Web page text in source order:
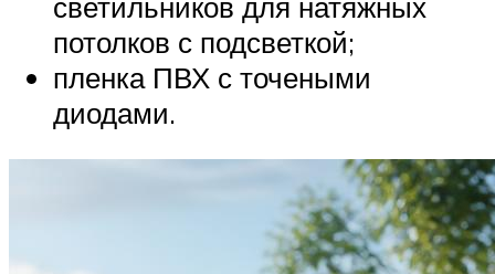
потолков с подсветкой;
пленка ПВХ с точеными
диодами.